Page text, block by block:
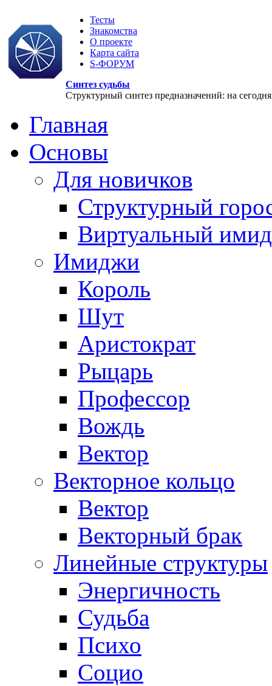
Тесты
Знакомства
О проекте
Карта сайта
S-ФОРУМ
Синтез судьбы
Структурный синтез предназначений: на
Главная
Основы
Для новичков
Структурный
Виртуальный
Имиджи
Король
Шут
Аристократ
Рыцарь
Профессор
Вождь
Вектор
Векторное кольцо
Вектор
Векторный брак
Линейные структуры
Энергичность
Судьба
Психо
Социо